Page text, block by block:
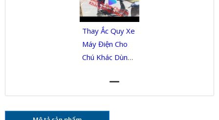
Thay Ắc Quy Xe
Máy Điện Cho
Chú Khác Dùng